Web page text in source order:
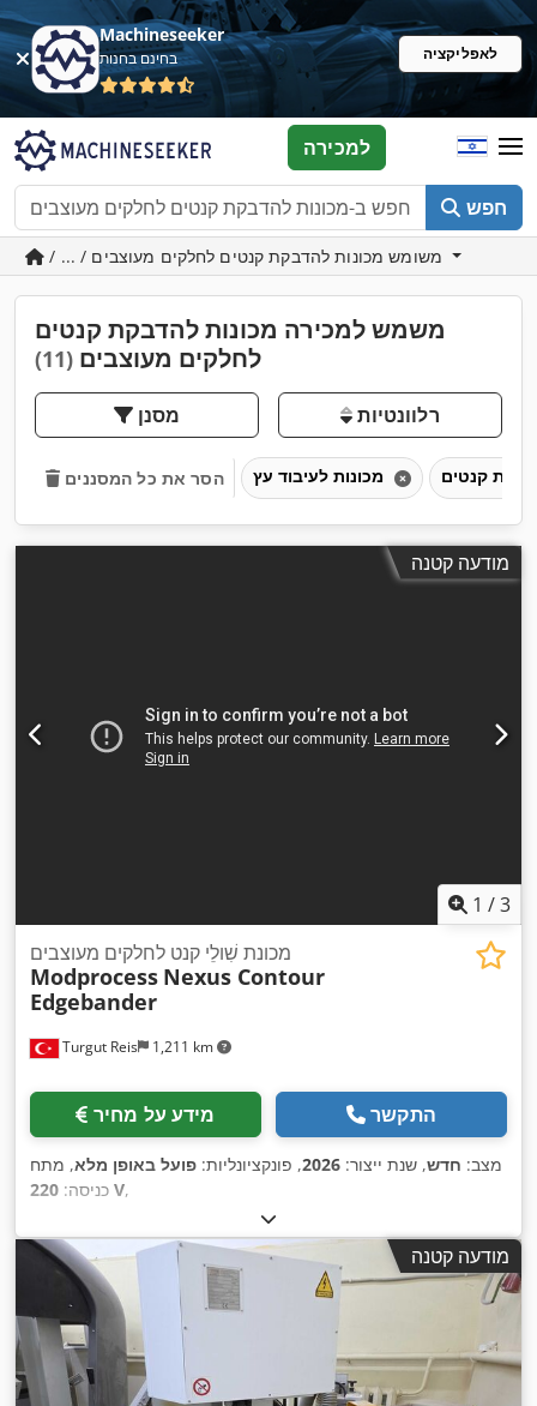
Machineseeker
בחינם בחנות לאפליקציה
חפש
למכירה
משמש למכירה מכונות להדבקת קנטים
לחלקים מעוצבים (11)
מסנן רלוונטיות
הסר את כל המסננים
מודעה קטנה
1 /3
Turgut Reis 1,211 km
מכונת שִׁולֵי קנט לחלקים מעוצבים
Modprocess Nexus Contour
Edgebander
מידע על מחיר התקשר
מצב: חדש, שנת ייצור: 2026, פונקציונליות: פועל באופן מלא, מתח
כניסה: 220 V,
מודעה קטנה